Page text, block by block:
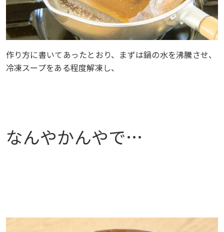
作り方に書いてあったとおり、まずは鍋の水を沸騰させ、
冷凍スープをある程度解凍し、
なんやかんやで…